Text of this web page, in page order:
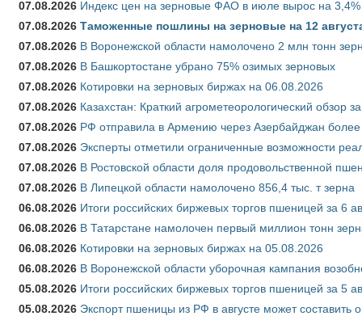
07.08.2026 Индекс цен на зерновые ФАО в июле вырос на 3,4%
07.08.2026 Таможенные пошлины на зерновые на 12
07.08.2026 В Воронежской области намолочено 2 млн тонн
07.08.2026 В Башкортостане убрано 75% озимых зерновых
07.08.2026 Котировки на зерновых биржах на 06.08.2026
07.08.2026 Казахстан: Краткий агрометеорологический обзор
07.08.2026 РФ отправила в Армению через Азербайджан более
07.08.2026 Эксперты отметили ограниченные возможности
07.08.2026 В Ростовской области доля продовольственной
07.08.2026 В Липецкой области намолочено 856,4 тыс. т зерна
06.08.2026 Итоги российских биржевых торгов пшеницей за 6
06.08.2026 В Татарстане намолочен первый миллион тонн
06.08.2026 Котировки на зерновых биржах на 05.08.2026
06.08.2026 В Воронежской области уборочная кампания
05.08.2026 Итоги российских биржевых торгов пшеницей за 5
05.08.2026 Экспорт пшеницы из РФ в августе может составить